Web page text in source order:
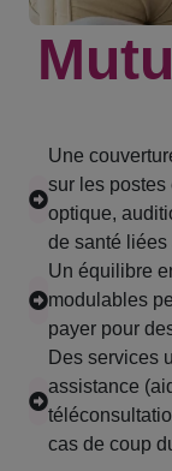
Une
sur les
optique,
de santé liées
Un équilibre
modulables
payer pour
Des services
assistance
cas de coup